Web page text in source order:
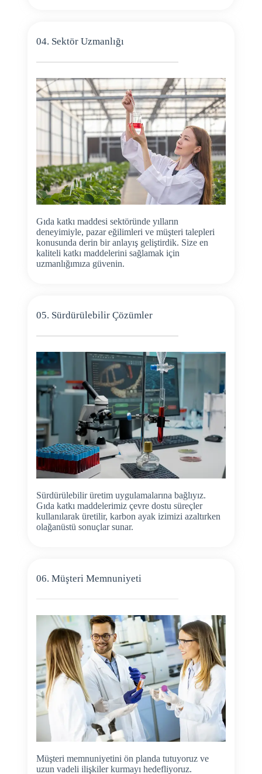
04. Sektör Uzmanlığı
Gıda katkı maddesi sektöründe yılların
deneyimiyle, pazar eğilimleri ve müşteri talepleri
konusunda derin bir anlayış geliştirdik. Size en
kaliteli katkı maddelerini sağlamak için
uzmanlığımıza güvenin.
05. Sürdürülebilir Çözümler
Sürdürülebilir üretim uygulamalarına bağlıyız.
Gıda katkı maddelerimiz çevre dostu süreçler
kullanılarak üretilir, karbon ayak izimizi azaltırken
olağanüstü sonuçlar sunar.
06. Müşteri Memnuniyeti
Müşteri memnuniyetini ön planda tutuyoruz ve
uzun vadeli ilişkiler kurmayı hedefliyoruz.